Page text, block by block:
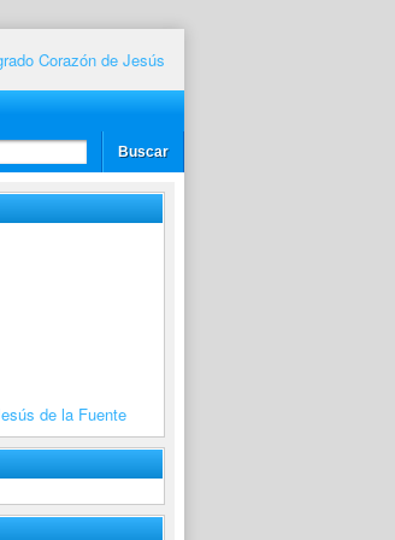
de la Fuente